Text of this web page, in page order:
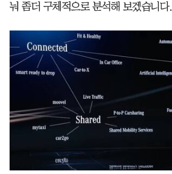
눠 좀더 구체적으로 분석해 보겠습니다.